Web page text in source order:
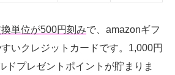
単位が500円刻みで、amazonギフ
いクレジットカードです。1,000円
ドプレゼントポイントが貯まりま